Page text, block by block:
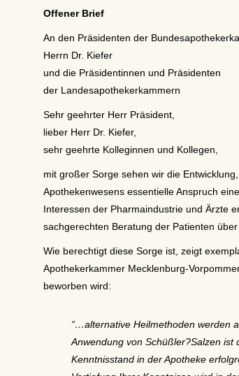
Offener Brief
An den Präsidenten der
Herrn Dr. Kiefer
und die Präsidentinnen und Präsidenten
der Landesapothekerkammern
Sehr geehrter Herr Präsident,
lieber Herr Dr. Kiefer,
sehr geehrte Kolleginnen und Kollegen,
mit großer Sorge sehen wir die
Apothekenwesens essentielle Anspruch
Interessen der Pharmaindustrie und Ärzte
sachgerechten Beratung der Patienten
Wie berechtigt diese Sorge ist, zeigt
Apothekerkammer Mecklenburg-
beworben wird:
“…alternative Heilmethoden werden
Anwendung von Schüßler?Salzen
Kenntnisstand in der Apotheke